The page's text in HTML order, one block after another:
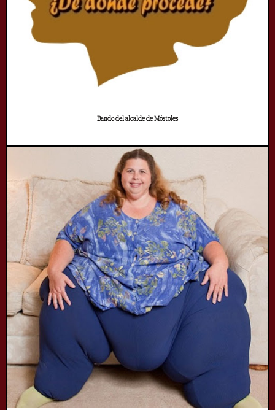
Bando del alcalde de Móstoles